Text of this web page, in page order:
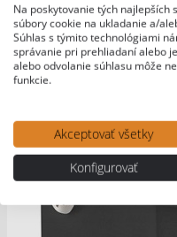
Na poskytovanie tých najlepších
súbory cookie na ukladanie a/
Súhlas s týmito technológiami
správanie pri prehliadaní alebo
alebo odvolanie súhlasu môže
funkcie.
Akceptovať všetky
Konfigurovať